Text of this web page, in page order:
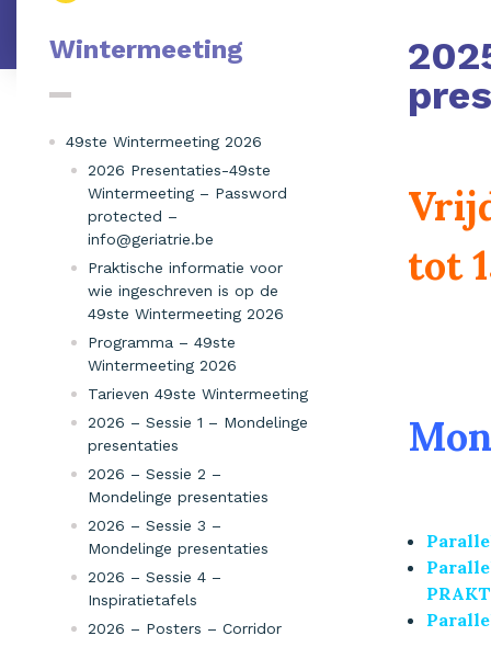
Wintermeeting
49ste Wintermeeting 2026
2026 Presentaties-49ste
Wintermeeting – Password
protected –
info@geriatrie.be
Praktische informatie voor
wie ingeschreven is op de
49ste Wintermeeting 2026
Programma – 49ste
Wintermeeting 2026
Tarieven 49ste Wintermeeting
2026 – Sessie 1 – Mondelinge
presentaties
2026 – Sessie 2 –
Mondelinge presentaties
2026 – Sessie 3 –
Mondelinge presentaties
2026 – Sessie 4 –
Inspiratietafels
2026 – Posters – Corridor
tot